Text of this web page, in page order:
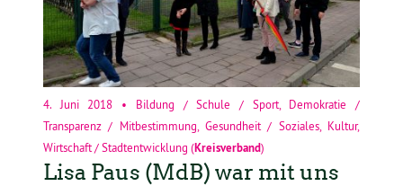
4. Juni 2018 • Bildung / Schule / Sport, Demokratie /
Transparenz / Mitbestimmung ,Gesundheit / Soziales, Kultur,
Wirtschaft / Stadtentwicklung (Kreisverband)
Lisa Paus (MdB) war mit uns